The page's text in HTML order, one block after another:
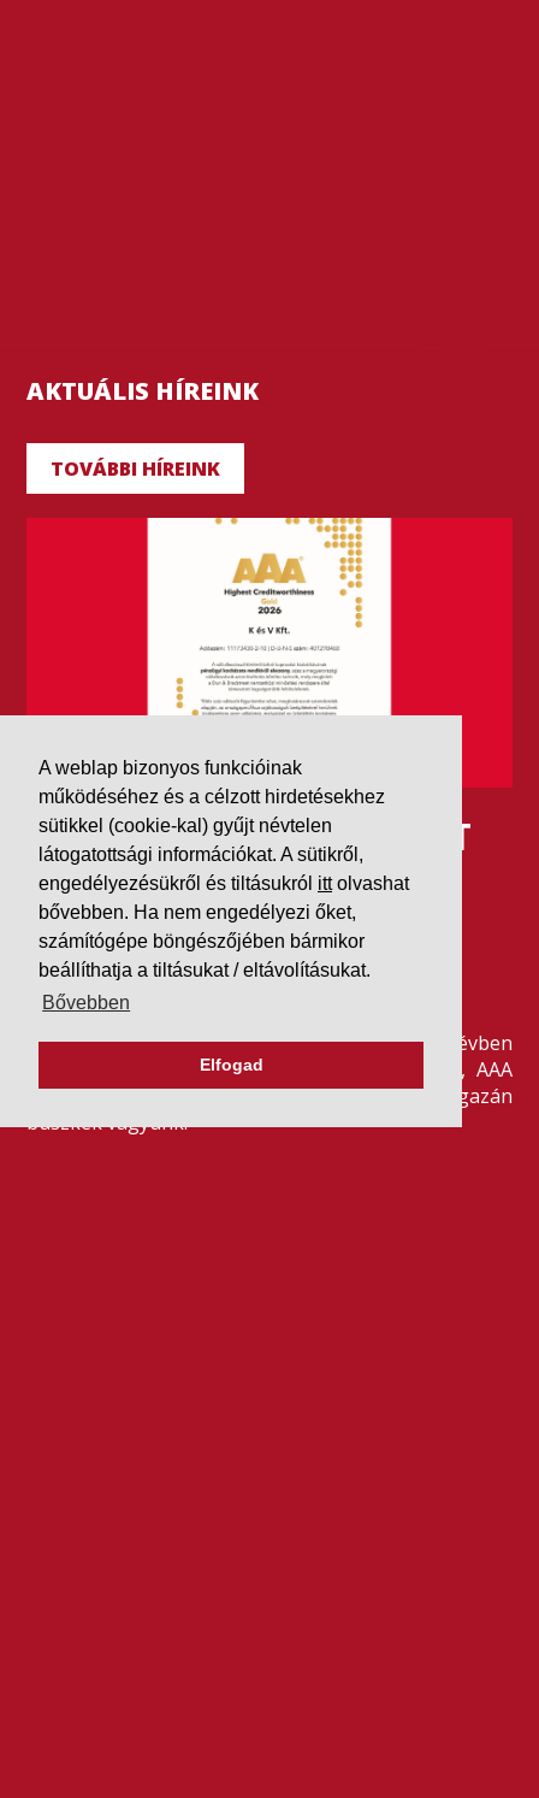
A weblap bizonyos funkcióinak
működéséhez és a célzott hirdetésekhez
sütikkel (cookie-kal) gyűjt névtelen
látogatottsági információkat. A sütikről,
engedélyezésükről és tiltásukról ittolvashat
bővebben. Ha nem engedélyezi őket,
számítógépe böngészőjében bármikor
beállíthatja a tiltásukat / eltávolításukat.
Bővebben
Elfogad
AKTUÁLIS HÍREINK
TOVÁBBI HÍREINK
IDÉN IS AAA MINŐSÍTÉST
KAPOTT A K&V A DUN &
BRADSTREETTŐL
2026. július 21.
Szeretjük az ismétléseket: vállalatunk ebben az évben
is elnyerte a Dun & Bradstreet legmagasabb, AAA
pénzügyi minősítését, amire -valljuk be- igazán
büszkék vagyunk.